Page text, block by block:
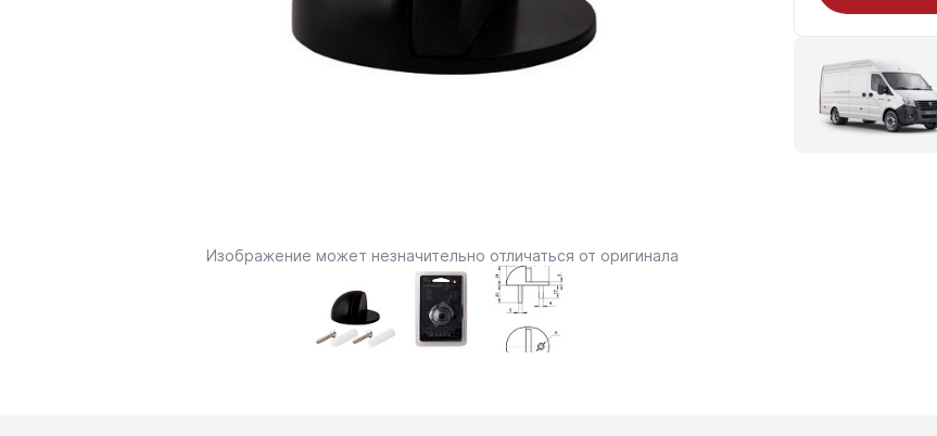
Изображение может незначительно отличаться от оригинала